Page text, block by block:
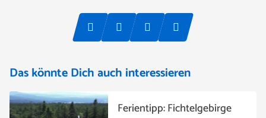
Das könnte Dich auch interessieren
Ferientipp: Fichtelgebirge